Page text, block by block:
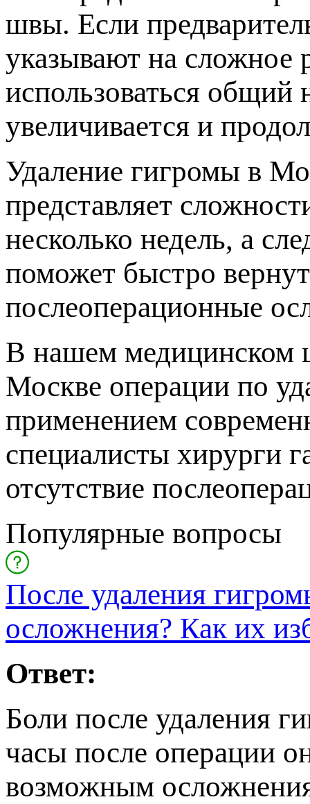
швы. Если
указывают на сложное
использоваться общий
увеличивается и
Удаление гигромы в
редставляет
несколько недель, а
оможет быстро
ослеоперационные
нашем медицинском
Москве операции по
рименением
специалисты хирурги
отсутствие
Популярные вопросы
После удаления
осложнения? Как их
Ответ:
Боли после удаления
часы после операции
озможным